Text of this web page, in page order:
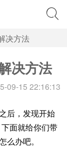
决方法
决方法
09-15 22:16:13
后，发现开始
面就给你们带
办吧。